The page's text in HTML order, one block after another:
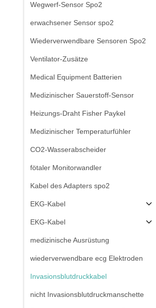
Wegwerf-Sensor Spo2
erwachsener Sensor spo2
Wiederverwendbare Sensoren Spo2
Ventilator-Zusätze
Medical Equipment Batterien
Medizinischer Sauerstoff-Sensor
Heizungs-Draht Fisher Paykel
Medizinischer Temperaturfühler
CO2-Wasserabscheider
fötaler Monitorwandler
Kabel des Adapters spo2
EKG-Kabel
EKG-Kabel
medizinische Ausrüstung
wiederverwendbare ecg Elektroden
Invasionsblutdruckkabel
nicht Invasionsblutdruckmanschette